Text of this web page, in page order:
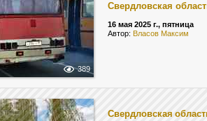
389
Свердловская
16 мая 2025 г., пятница
Автор: Власов Максим
Свердловская